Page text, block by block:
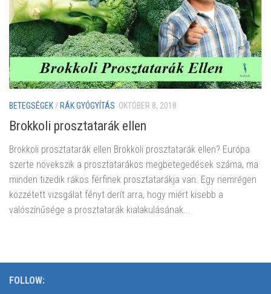
BETEGSÉGEK/ RÁK GYÓGYÍTÁS OKTÓBER 8, 2018
Brokkoli prosztatarák ellen
Brokkoli prosztatarák ellen Brokkoli prosztatarák ellen? Európa
szerte növekszik a prosztatarákos megbetegedések száma, ma
minden tizedik rákos férfinek prosztatarákja van. Egy nemrégen
közzétett vizsgálat fényt derít arra, hogy miért kisebb a
valószínűsége a prosztatarák kialakulásának...
FOLLOW: